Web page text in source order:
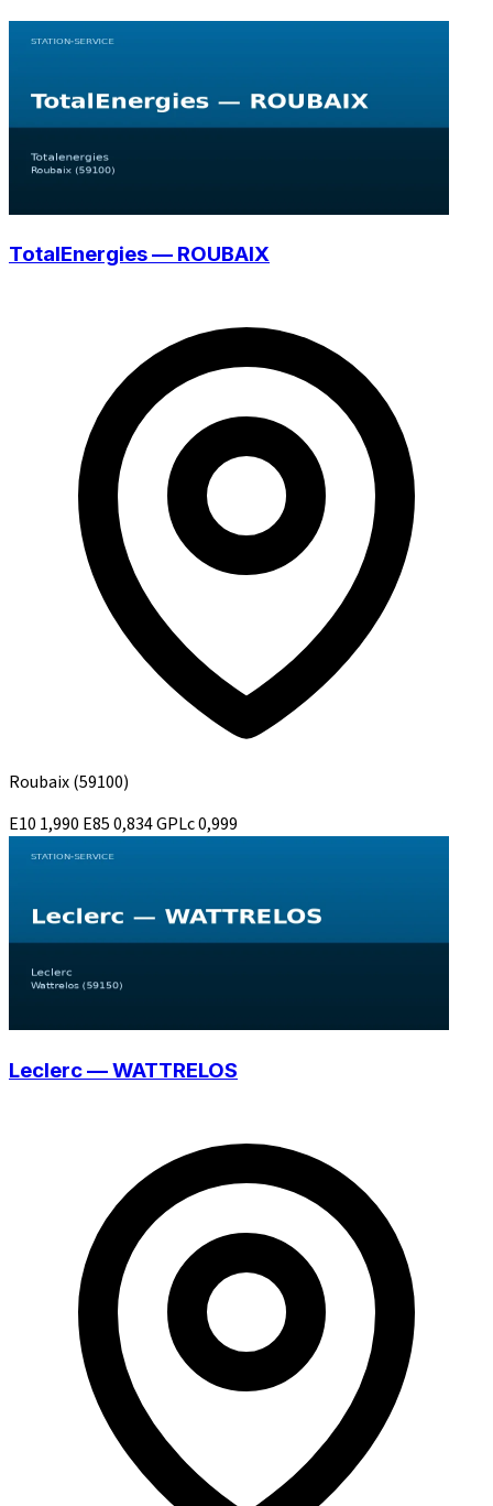
TotalEnergies — ROUBAIX
Roubaix(59100)
E10 1,990 E850,834GPLc0,999
Leclerc — WATTRELOS